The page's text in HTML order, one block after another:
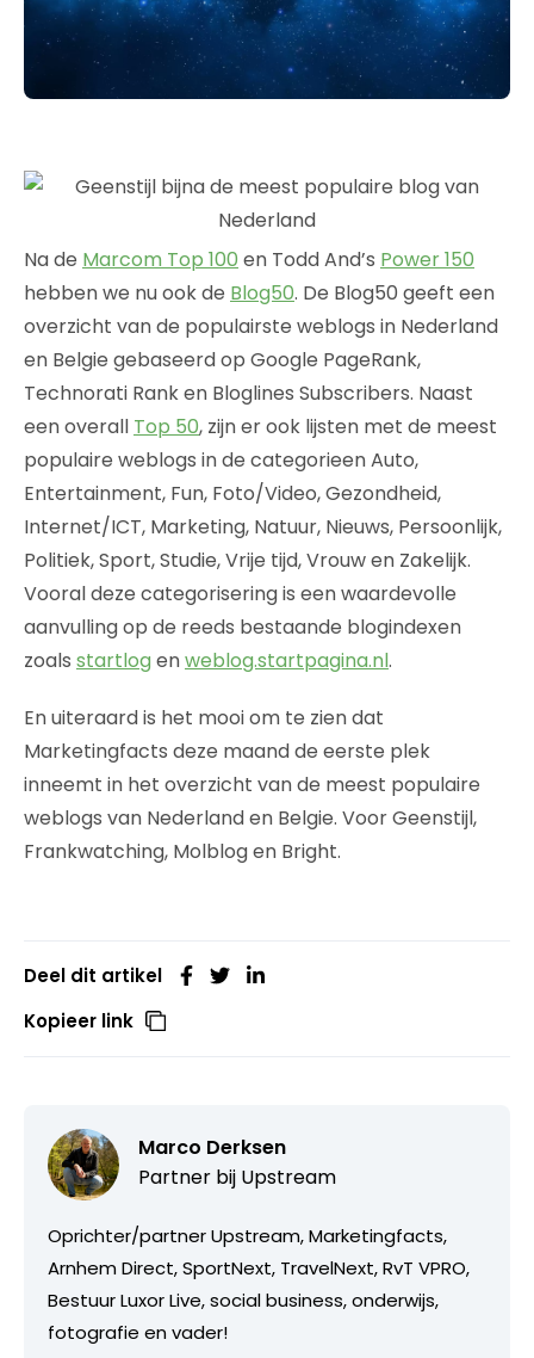
Na de Marcom Top 100 en Todd And’s Power 150
hebben we nu ook de Blog50. De Blog50 geeft een
overzicht van de populairste weblogs in Nederland
en Belgie gebaseerd op Google PageRank,
Technorati Rank en Bloglines Subscribers. Naast
een overall Top 50, zijn er ook lijsten met de meest
populaire weblogs in de categorieen Auto,
Entertainment, Fun, Foto/Video, Gezondheid,
Internet/ICT, Marketing, Natuur, Nieuws, Persoonlijk,
Politiek, Sport, Studie, Vrije tijd, Vrouw en Zakelijk.
Vooral deze categorisering is een waardevolle
aanvulling op de reeds bestaande blogindexen
zoals startlog enweblog.startpagina.nl.
En uiteraard is het mooi om te zien dat
Marketingfacts deze maand de eerste plek
inneemt in het overzicht van de meest populaire
weblogs van Nederland en Belgie. Voor Geenstijl,
Frankwatching, Molblog en Bright.
Deel dit artikel
Kopieer link
Marco Derksen
Partner bij Upstream
Oprichter/partner Upstream, Marketingfacts,
Arnhem Direct, SportNext, TravelNext, RvT VPRO,
Bestuur Luxor Live, social business, onderwijs,
fotografie en vader!